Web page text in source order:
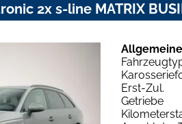
2x s-line MATRIX
Erst-Zul.
Getriebe